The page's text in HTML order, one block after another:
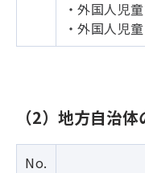
・外国人児
・外国人児
（2）地方自治
No.